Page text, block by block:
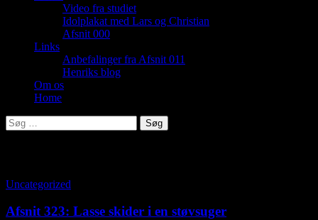
Video fra studiet
Idolplakat med Lars og Christian
Afsnit 000
Links
Anbefalinger fra Afsnit 011
Henriks blog
Om os
Home
Søg
efter:
Uncategorized
Afsnit 323: Lasse skider i en støvsuger